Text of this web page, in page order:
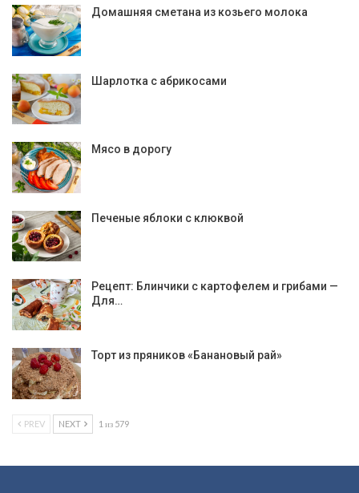
Домашняя сметана из козьего молока
Шарлотка с абрикосами
Мясо в дорогу
Печеные яблоки с клюквой
Рецепт: Блинчики с картофелем и грибами —
Для…
Торт из пряников «Банановый рай»
PREV NEXT 1 из 579